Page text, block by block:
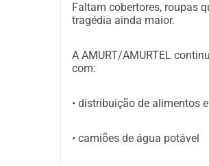
Faltam cobertores, roupas
tragédia ainda maior.
A AMURT/AMURTEL
com:
• distribuição de alimentos
• camiões de água potável